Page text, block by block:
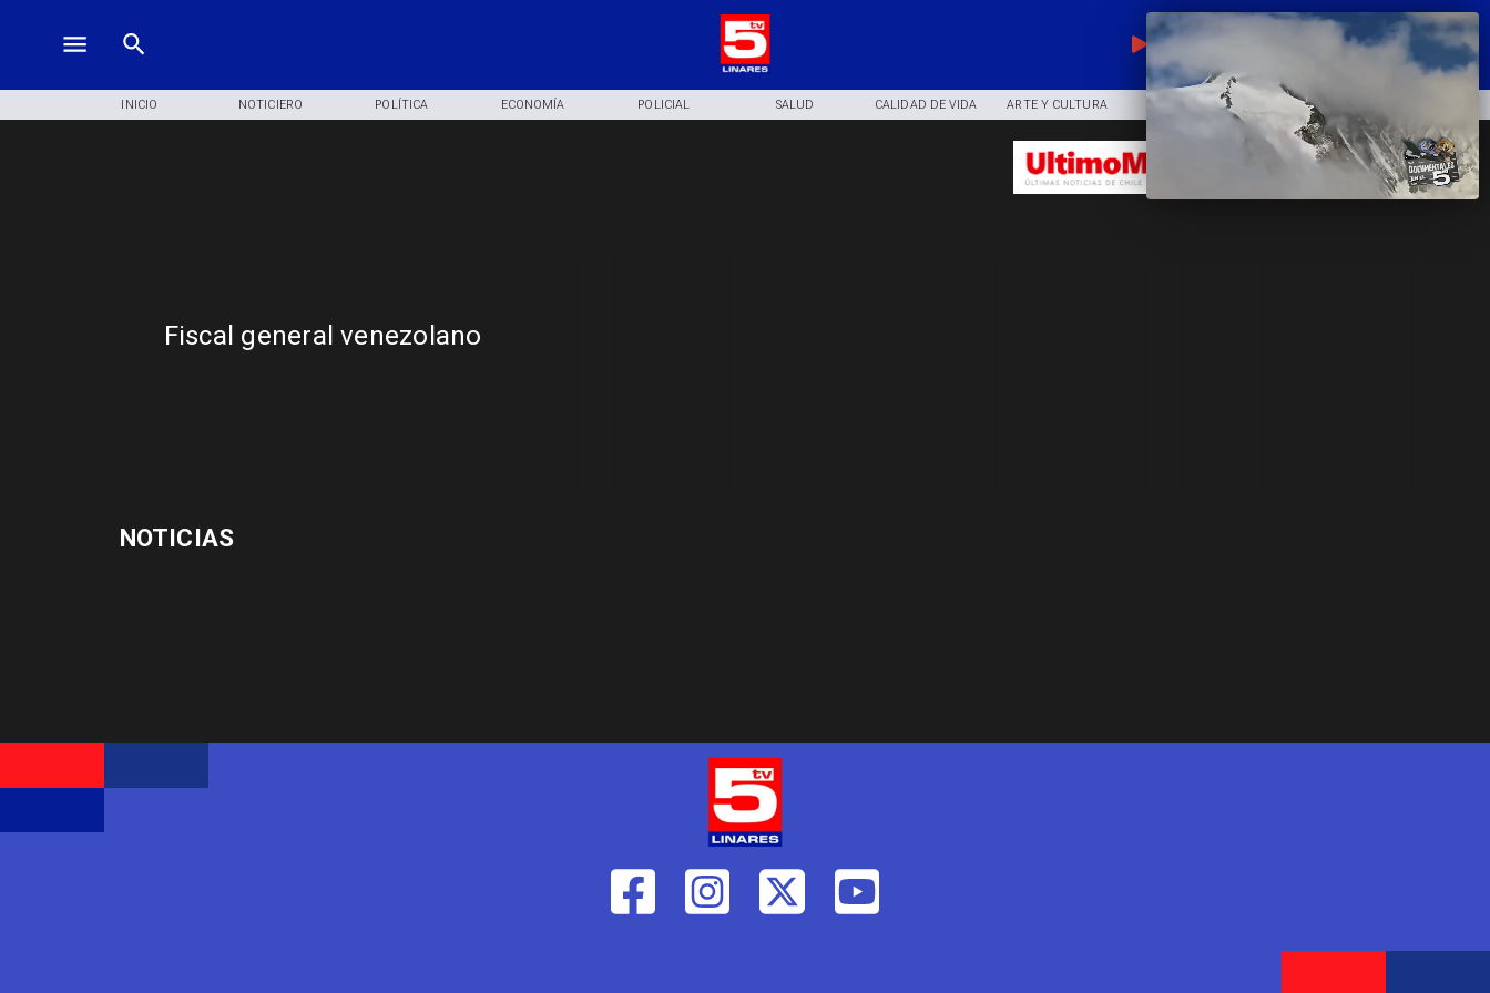
EN VIVO
INICIO NOTICIERO POLÍTICA ECONOMÍA POLICIAL SALUD CALIDAD DE VIDA ARTE Y CULTURA COMUNIDAD DEPORTES
Fiscal general venezolano
NOTICIAS